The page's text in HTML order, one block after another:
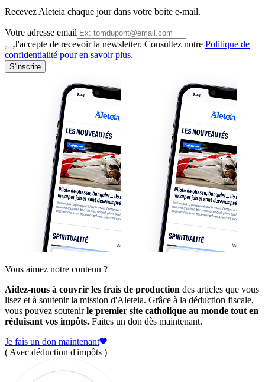
Recevez Aleteia chaque jour dans votre boite e-mail.
Votre adresse email
J'accepte de recevoir la newsletter. Consultez notre Politique de
confidentialité pour en savoir plus.
S'inscrire
Vous aimez notre contenu ?
Aidez-nous à couvrir les frais de production des articles que vous
lisez et à soutenir la mission d'Aleteia. Grâce à la déduction fiscale,
vous pouvez soutenirle premier site catholique au monde tout en
réduisant vos impôts. Faites un don dès maintenant.
Je fais un don maintenant
( Avec déduction d'impôts )